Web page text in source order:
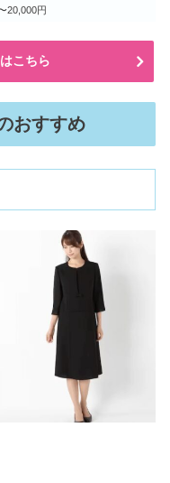
20,000円
こちら
おすすめ